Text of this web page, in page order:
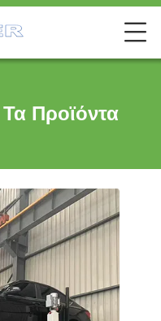
Τα Προϊόντα